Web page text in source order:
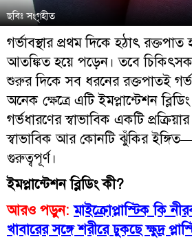
ছবিঃ সংগৃহীত
গর্ভাবস্থার প্রথম দিকে হঠাৎ
আতঙ্কিত হয়ে পড়েন। তবে
শুরুর দিকে সব ধরনের রক্তপাতই
অনেক ক্ষেত্রে এটি ইমপ্লান্টেশন
গর্ভধারণের স্বাভাবিক একটি
স্বাভাবিক আর কোনটি ঝুঁকির
গুরুত্বপূর্ণ।
ইমপ্লান্টেশন ব্লিডিং কী?
আরও পড়ুন: মাইক্রোপ্লাস্টিক কি
খাবারের সঙ্গে শরীরে ঢুকছে ক্ষুদ্র